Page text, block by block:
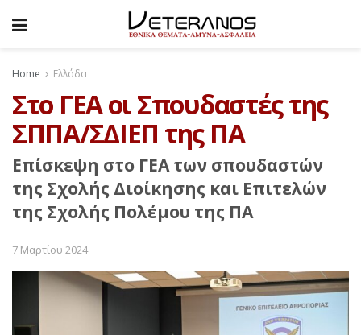
Home Ελλάδα
Στο ΓΕΑ οι Σπουδαστές της
ΣΠΠΑ/ΣΔΙΕΠ της ΠΑ
Επίσκεψη στο ΓΕΑ των σπουδαστών
της Σχολής Διοίκησης και Επιτελών
της Σχολής Πολέμου της ΠΑ
7 Μαρτίου 2024